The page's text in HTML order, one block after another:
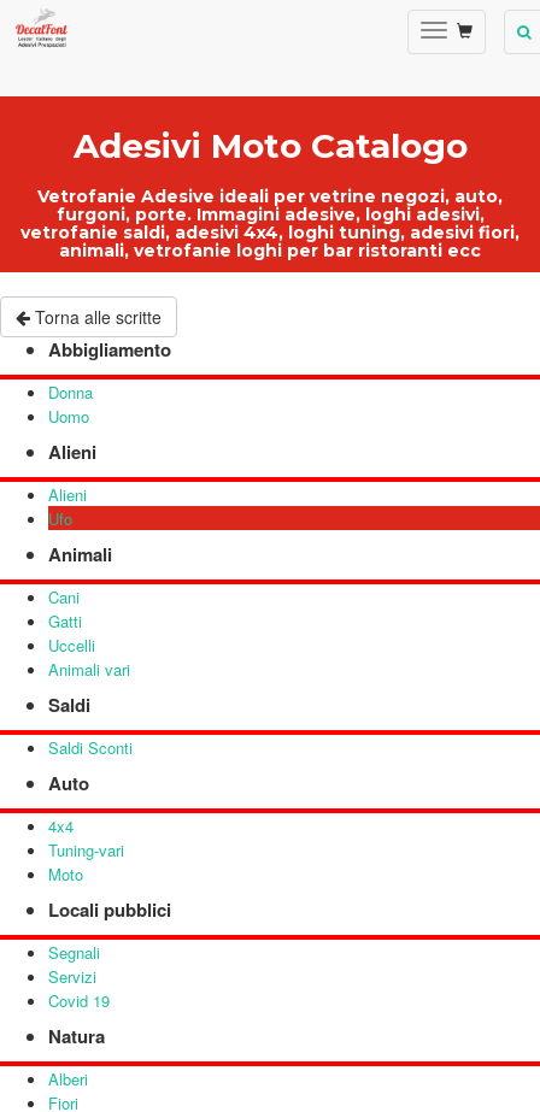
Adesivi Moto Catalogo
Vetrofanie Adesive ideali per vetrine negozi, auto,
furgoni, porte. Immagini adesive, loghi adesivi,
vetrofanie saldi, adesivi 4x4, loghi tuning, adesivi fiori,
animali, vetrofanie loghi per bar ristoranti ecc
Torna alle scritte
Abbigliamento
Donna
Uomo
Alieni
Alieni
Ufo
Animali
Cani
Gatti
Uccelli
Animali vari
Saldi
Saldi Sconti
Auto
4x4
Tuning-vari
Moto
Locali pubblici
Segnali
Servizi
Covid 19
Natura
Alberi
Fiori